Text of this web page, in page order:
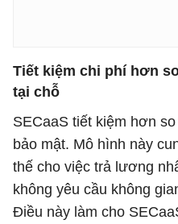
Tiết kiệm chi phí hơn
tại chỗ
SECaaS tiết kiệm hơn
bảo mật. Mô hình này
thế cho việc trả lương
không yêu cầu không
Điều này làm cho